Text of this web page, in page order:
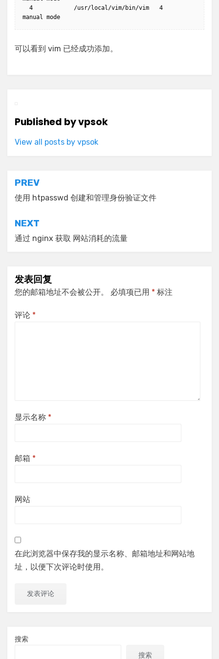
可以看到 vim 已经成功添加。
Published byvpsok
View all posts by vpsok
文
章
导
航
PREV
使用 htpasswd 创建和管理身份验证文件
NEXT
通过 nginx 获取 网站消耗的流量
发表回复
您的邮箱地址不会被公开。 必填项已用 * 标注
评论 *
显示名称 *
邮箱 *
网站
在此浏览器中保存我的显示名称、邮箱地址和网站地
址，以便下次评论时使用。
搜索
搜索